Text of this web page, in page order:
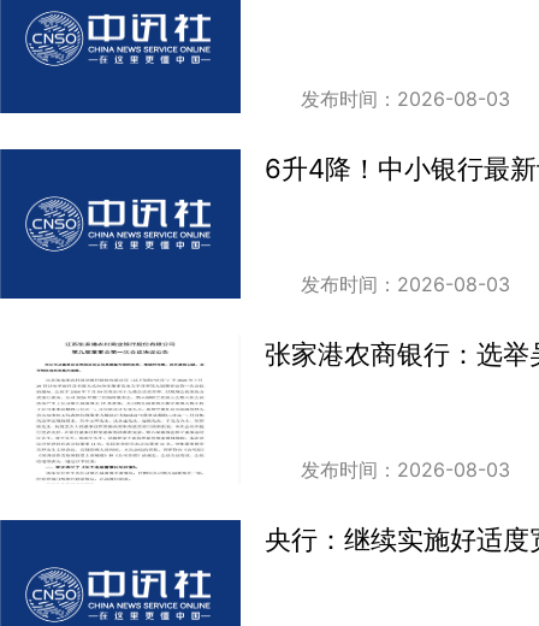
发布时间：2026-08-03
6升4降！中小银行最
发布时间：2026-08-03
张家港农商银行：选
发布时间：2026-08-03
央行：继续实施好适度